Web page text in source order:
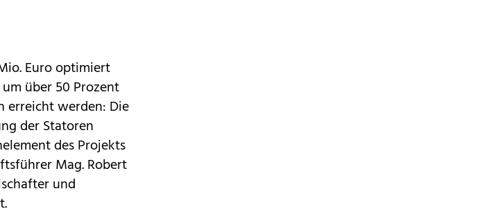
Euro optimiert
über 50 Prozent
erreicht werden: Die
der Statoren
des Projekts
Mag. Robert
und